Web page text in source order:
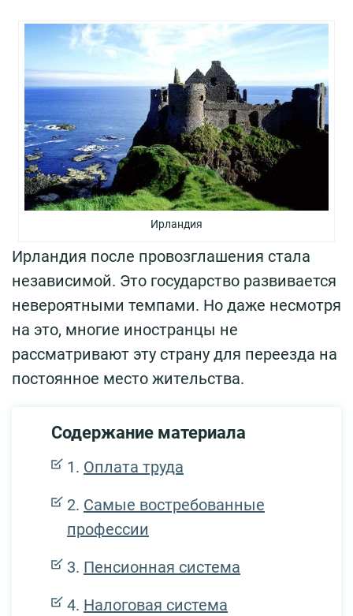
Ирландия
Ирландия после провозглашения стала
независимой. Это государство развивается
невероятными темпами. Но даже несмотря
на это, многие иностранцы не
рассматривают эту страну для переезда на
постоянное место жительства.
Содержание материала
Оплата труда
Самые востребованные
профессии
Пенсионная система
Налоговая система